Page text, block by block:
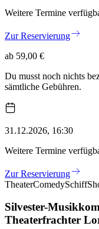
Weitere Termine
Zur Reservierung
ab 59,00 €
Du musst noch nichts
sämtliche Gebühren.
31.12.2026, 16:30
Weitere Termine
Zur Reservierung
TheaterComedySchiff
Silvester-
Theaterfrachter